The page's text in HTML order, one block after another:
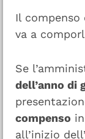
Il compenso
va a
Se
dell’anno di
compenso
all’inizio